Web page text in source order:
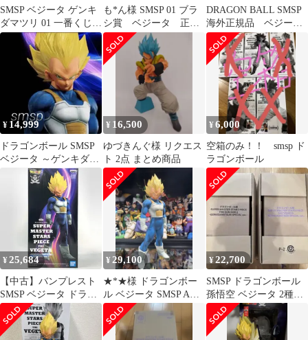
SMSP ベジータ ゲンキ
ダマツリ 01 一番くじ
フィギュア ドラゴンボ
も*ん様 SMSP 01 ブラ
シ賞 ベジータ 正規
品
DRAGON BALL SMSP
海外正規品 ベジー
タ 新品未開封
¥ 14,999
ドラゴンボール SMSP
ベジータ ～ゲンキダマ
ツリVer.～
¥ 16,500
ゆづきんぐ様 リクエス
ト 2点 まとめ商品
¥6,000
空箱のみ！！ smsp ド
ラゴンボール
¥25,684
【中古】バンプレスト
SMSP ベジータ ドラゴ
ンボール超 SUPER
MASTER STARS PIECE
THE VEGETA
¥ 29,100
★*★様 ドラゴンボー
ル ベジータ SMSP A賞
01 smsp 一番くじ 国
¥22,700
SMSP ドラゴンボール
孫悟空 ベジータ 2種セ
ット